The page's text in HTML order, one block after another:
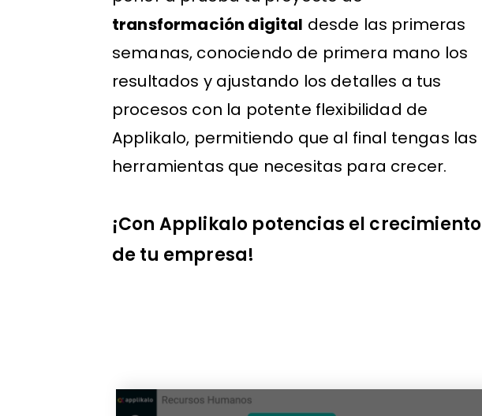
transformación digital desde las primeras
semanas, conociendo de primera mano los
resultados y ajustando los detalles a tus
procesos con la potente flexibilidad de
Applikalo, permitiendo que al final tengas las
herramientas que necesitas para crecer.
¡Con Applikalo potencias el crecimiento
de tu empresa!